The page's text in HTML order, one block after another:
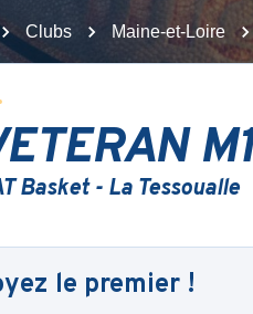
Clubs Maine-et-Loire
Basket - La Tessoualle
le premier !